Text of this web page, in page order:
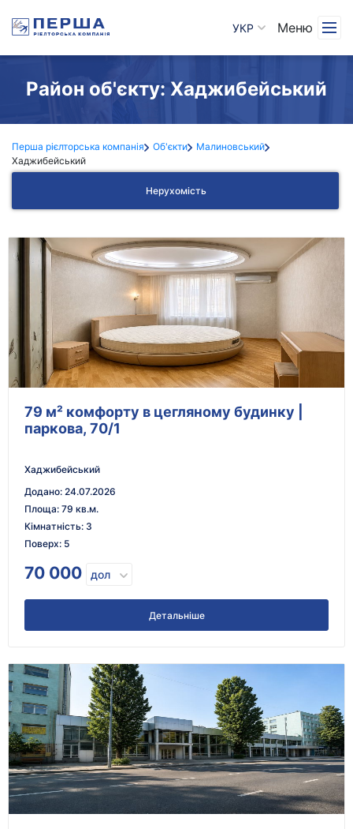
УКР Меню
Район об'єкту: Хаджибейський
Перша рієлторська компанія Об'єкти
Малиновський
Хаджибейський
Нерухомість
79 м² комфорту в цегляному будинку |
паркова, 70/1
Хаджибейський
Додано: 24.07.2026
Площа: 79 кв.м.
Кімнатність: 3
Поверх: 5
70 000 дол
Детальніше